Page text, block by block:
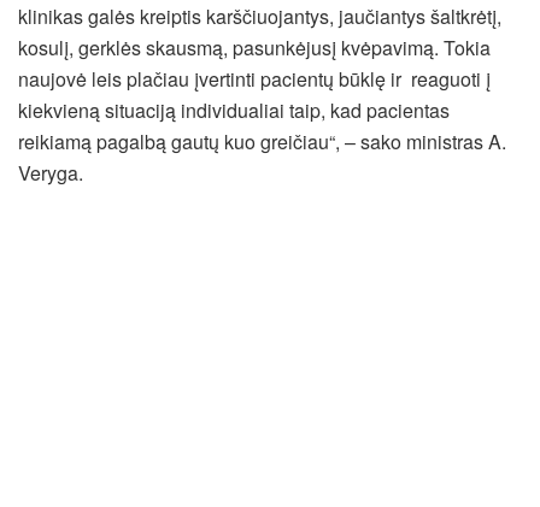
klinikas galės kreiptis karščiuojantys, jaučiantys šaltkrėtį,
kosulį, gerklės skausmą, pasunkėjusį kvėpavimą. Tokia
naujovė leis plačiau įvertinti pacientų būklę ir reaguoti į
kiekvieną situaciją individualiai taip, kad pacientas
reikiamą pagalbą gautų kuo greičiau“, – sako ministras A.
Veryga.